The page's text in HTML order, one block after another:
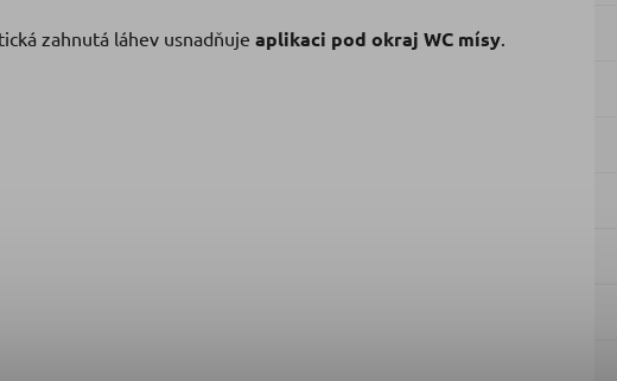
zahnutá láhev usnadňuje aplikaci pod okraj WC mísy